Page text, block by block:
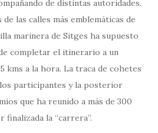
de distintas autoridades.
las calles más emblemáticas de
marinera de Sitges ha supuesto
completar el itinerario a un
kms a la hora. La traca de cohetes
los participantes y la posterior
que ha reunido a más de 300
finalizada la “carrera”.